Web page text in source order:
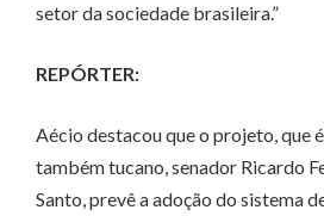
setor da sociedade brasileira.”
REPÓRTER:
Aécio destacou que o projeto, que
também tucano, senador Ricardo
Santo, prevê a adoção do sistema